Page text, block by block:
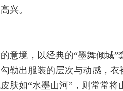
兴。
意境，以经典的“墨舞倾城”
勒出服装的层次与动感，衣
肤如“水墨山河”，则常常将